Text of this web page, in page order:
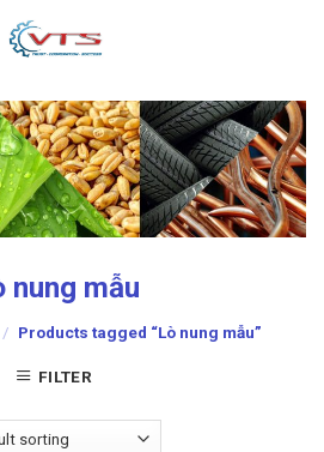
nung mẫu
/ Products tagged “Lò nung mẫu”
FILTER